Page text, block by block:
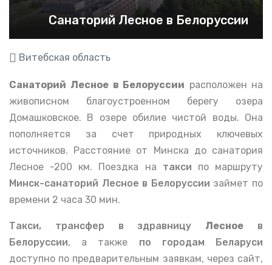
Санаторий Лесное в Белоруссии
Витебская область
Санаторий Лесное в Белоруссии расположен на
живописном благоустроенном берегу озера
Домашковское. В озере обилие чистой воды. Она
пополняется за счет природных ключевых
источников. Расстояние от Минска до санатория
Лесное -200 км. Поездка на такси по маршруту
Минск-санаторий Лесное в Белоруссии займет по
времени 2 часа 30 мин.
Такси, трансфер в здравницу Лесное в
Белоруссии, а также по городам Беларуси
доступно по предварительным заявкам, через сайт,